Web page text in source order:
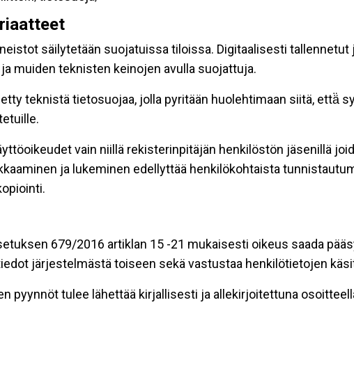
säilytetään suojatuissa tiloissa. Digitaalisesti
muiden teknisten keinojen avulla suojattuja.
teknistä tietosuojaa, jolla pyritään huolehtimaan siitä, että̈
vain niillä rekisterinpitäjän henkilöstön jäsenillä
ja lukeminen edellyttää henkilökohtaista
679/2016 artiklan 15 -21 mukaisesti oikeus saada
järjestelmästä toiseen sekä vastustaa henkilötietojen
pyynnöt tulee lähettää kirjallisesti ja allekirjoitettuna